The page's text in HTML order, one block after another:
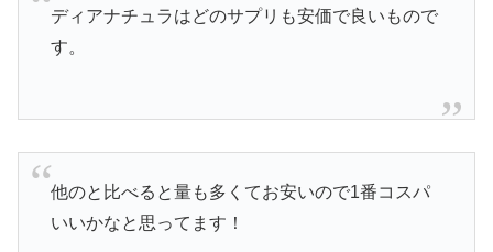
ディアナチュラはどのサプリも安価で良いもので
す。
他のと比べると量も多くてお安いので1番コスパ
いいかなと思ってます！